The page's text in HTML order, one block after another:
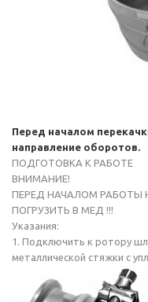
Перед началом
направление оборотов.
ПОДГОТОВКА К РАБОТЕ
ВНИМАНИЕ!
ПЕРЕД НАЧАЛОМ РАБОТЫ
ПОГРУЗИТЬ В МЕД !!!
Указания:
1. Подключить к ротору
металлической стяжки с